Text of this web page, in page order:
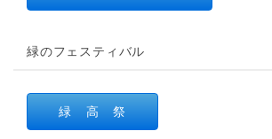
緑のフェスティバル
緑 高 祭